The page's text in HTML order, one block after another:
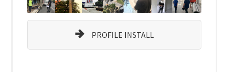
PROFILE INSTALL